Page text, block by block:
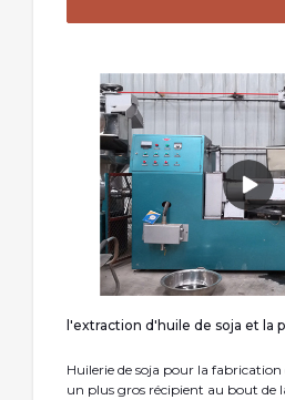
l'extraction d'huile de soja et la
Huilerie de soja pour la fabrication
un plus gros récipient au bout de